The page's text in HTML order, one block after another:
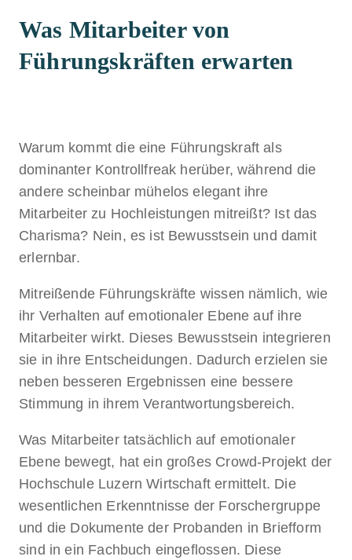
Was Mitarbeiter von
Führungskräften erwarten
Warum kommt die eine Führungskraft als
dominanter Kontrollfreak herüber, während die
andere scheinbar mühelos elegant ihre
Mitarbeiter zu Hochleistungen mitreißt? Ist das
Charisma? Nein, es ist Bewusstsein und damit
erlernbar.
Mitreißende Führungskräfte wissen nämlich, wie
ihr Verhalten auf emotionaler Ebene auf ihre
Mitarbeiter wirkt. Dieses Bewusstsein integrieren
sie in ihre Entscheidungen. Dadurch erzielen sie
neben besseren Ergebnissen eine bessere
Stimmung in ihrem Verantwortungsbereich.
Was Mitarbeiter tatsächlich auf emotionaler
Ebene bewegt, hat ein großes Crowd-Projekt der
Hochschule Luzern Wirtschaft ermittelt. Die
wesentlichen Erkenntnisse der Forschergruppe
und die Dokumente der Probanden in Briefform
sind in ein Fachbuch eingeflossen. Diese